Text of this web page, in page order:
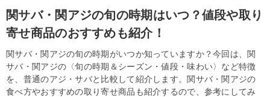
関サバ・関アジの旬の時期はいつ？値段や取り
寄せ商品のおすすめも紹介！
関サバ・関アジの旬の時期がいつか知っていますか？今回は、関
サバ・関アジの〈旬の時期＆シーズン・値段・味わい〉など特徴
を、普通のアジ・サバと比較して紹介します。関サバ・関アジの
食べ方やおすすめの取り寄せ商品も紹介するので、参考にしてみ